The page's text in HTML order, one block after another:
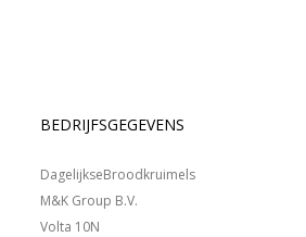
BEDRIJFSGEGEVENS
DagelijkseBroodkruimels
M&K Group B.V.
Volta 10N